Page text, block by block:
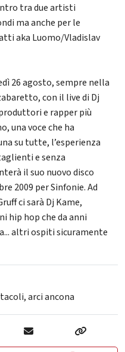
tra due artisti
ma anche per le
aka Luomo/Vladislav
26 agosto, sempre nella
con il live di Dj
e rapper più
una voce che ha
su tutte, l’esperienza
e senza
il suo nuovo disco
2009 per Sinfonie. Ad
ci sarà Dj Kame,
hip hop che da anni
altri ospiti sicuramente
,arci ancona